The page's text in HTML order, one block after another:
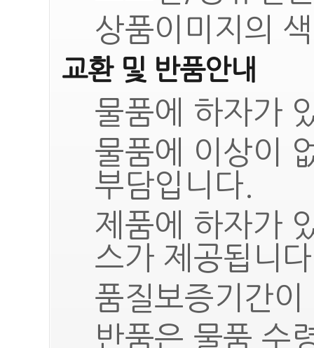
상품이미지의
교환 및 반품안내
물품에 하자가
물품에 이상이
부담입니다.
제품에 하자가
스가 제공됩니
품질보증기간
반품은 물품 수